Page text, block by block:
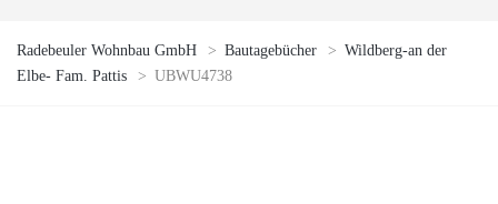
Radebeuler Wohnbau GmbH > Bautagebücher > Wildberg-an der
Elbe- Fam. Pattis
> UBWU4738